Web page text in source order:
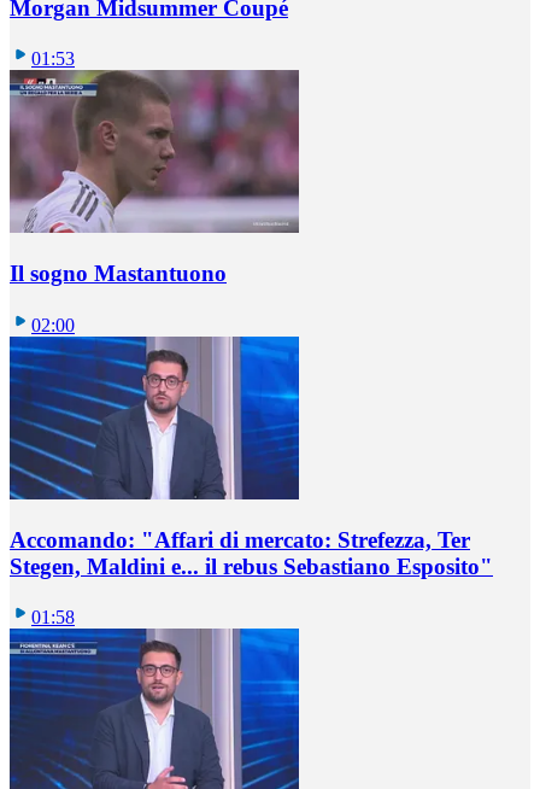
Morgan Midsummer Coupé
01:53
Il sogno Mastantuono
02:00
Accomando: "Affari di mercato: Strefezza, Ter
Stegen, Maldini e... il rebus Sebastiano Esposito"
01:58